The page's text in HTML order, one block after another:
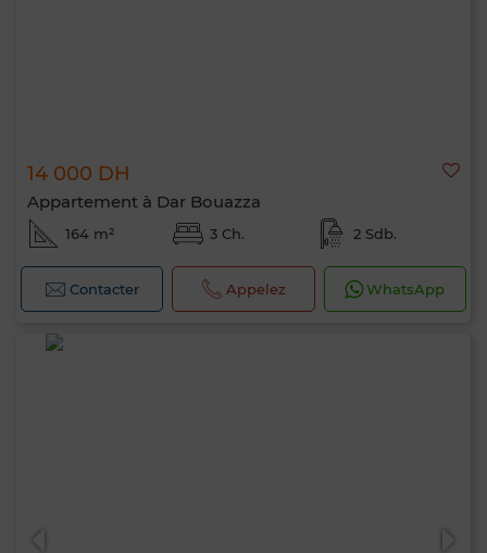
14 000 DH
Appartement à Dar Bouazza
164 m² 3 Ch. 2 Sdb.
Contacter Appelez WhatsApp